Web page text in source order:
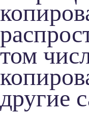
том
другие